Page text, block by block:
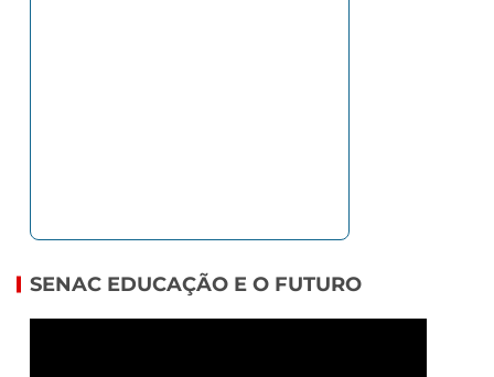
SENAC EDUCAÇÃO E O FUTURO